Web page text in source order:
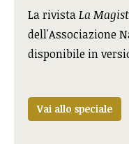
La rivistaLa
dell'Associazione
disponibile in
Vai allo speciale